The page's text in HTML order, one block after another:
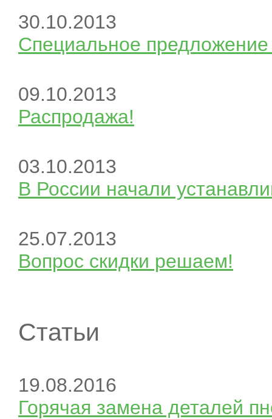
30.10.2013
Специальное
09.10.2013
Распродажа!
03.10.2013
В России начали
25.07.2013
Вопрос скидки решаем!
Статьи
19.08.2016
Горячая замена деталей